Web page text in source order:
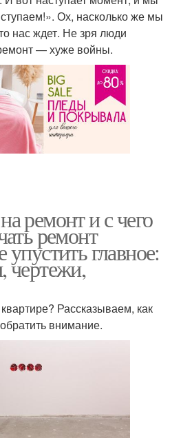
Ох, насколько же мы
нас ждет. Не зря люди
— хуже войны.
ремонт и с чего
ремонт
главное:
чертежи,
Рассказываем, как
внимание.